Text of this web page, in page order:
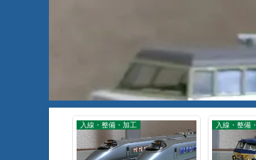
入線・整備・加工 入線・整備